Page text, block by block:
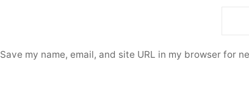
Save my name, email, and site URL in my browser for